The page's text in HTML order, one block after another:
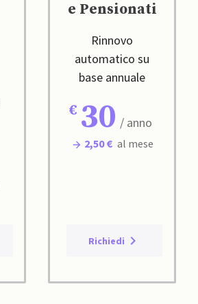
e Pensionati
Rinnovo
automatico su
base annuale
30 / anno
2,50 € al mese
Richiedi